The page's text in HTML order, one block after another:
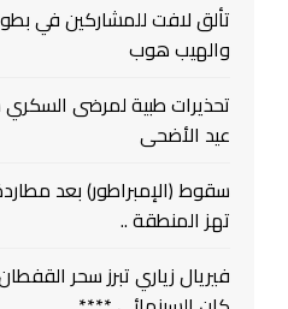
تألق لافت للمشاركين في
والهيب هوب
تحذيرات طبية لمرضى
عيد الأضحى
تهز المنطقة ..
فيريال زياري تبرز سحر